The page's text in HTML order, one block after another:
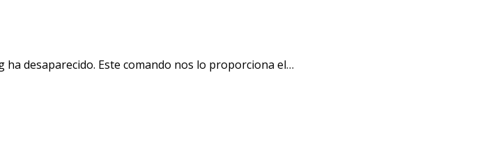
desaparecido. Este comando nos lo proporciona el…